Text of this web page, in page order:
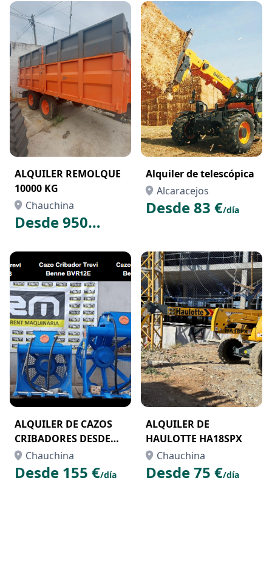
ALQUILER REMOLQUE
10000 KG
Chauchina
Desde 950
Alquiler de telescópica
Alcaracejos
Desde 83 €/día
ALQUILER DE CAZOS
CRIBADORES DESDE
9TN A 30TN
Chauchina
Desde 155 €/día
ALQUILER DE
HAULOTTE HA18SPX
Chauchina
Desde 75 €/día